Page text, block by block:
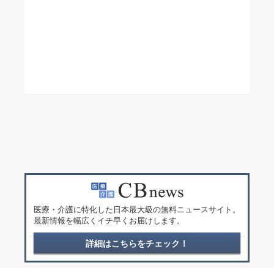
医療・介護に特化した日本最大級の無料ニュースサイト。
最新情報を幅広くイチ早くお届けします。
詳細はこちらをチェック！